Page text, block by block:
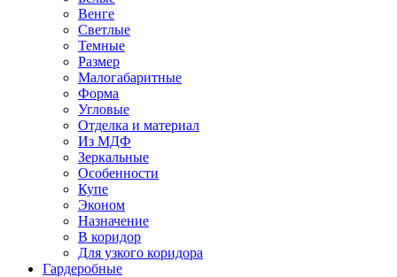
Венге
Светлые
Темные
Размер
Малогабаритные
Форма
Угловые
Отделка и материал
Из МДФ
Зеркальные
Особенности
Купе
Эконом
Назначение
В коридор
Для узкого коридора
Гардеробные